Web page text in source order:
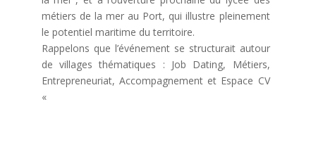
métiers de la mer au Port, qui illustre pleinement
le potentiel maritime du territoire.
Rappelons que l’événement se structurait autour
de villages thématiques : Job Dating, Métiers,
Entrepreneuriat, Accompagnement et Espace CV
«